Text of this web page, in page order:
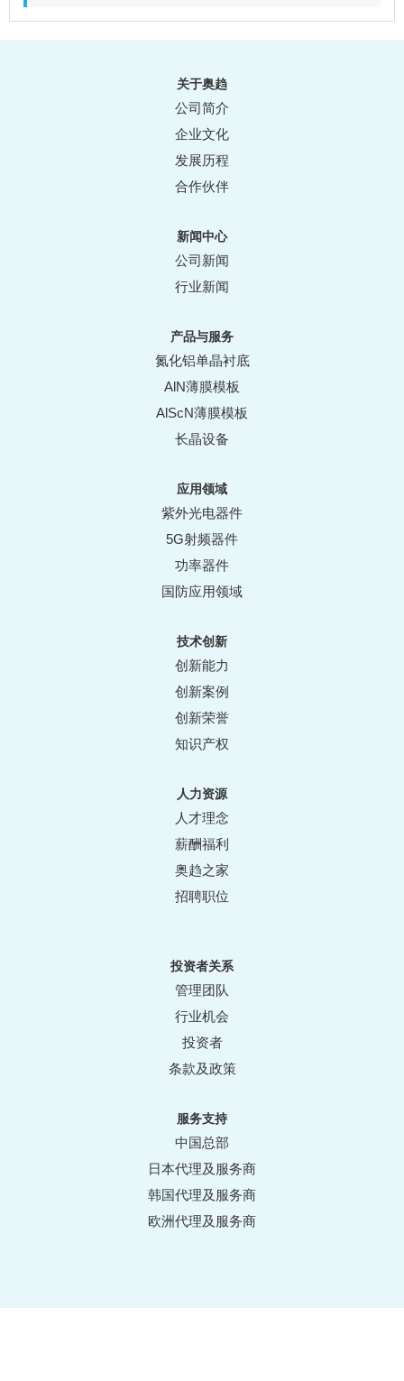
关于奥趋
公司简介
企业文化
发展历程
合作伙伴
新闻中心
公司新闻
行业新闻
产品与服务
氮化铝单晶衬底
AlN薄膜模板
AlScN薄膜模板
长晶设备
应用领域
紫外光电器件
5G射频器件
功率器件
国防应用领域
技术创新
创新能力
创新案例
创新荣誉
知识产权
人力资源
人才理念
薪酬福利
奥趋之家
招聘职位
投资者关系
管理团队
行业机会
投资者
条款及政策
服务支持
中国总部
日本代理及服务商
韩国代理及服务商
欧洲代理及服务商